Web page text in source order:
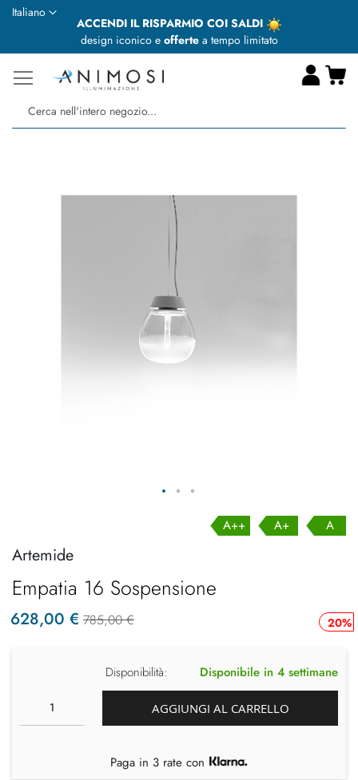
ACCENDI IL RISPARMIO COI SALDI
design iconico e offertea tempo limitato
Lingua
Italiano
A++ A+ A
Artemide
Empatia 16 Sospensione
20%
628,00 € 785,00 €
Disponibilità: Disponibile in 4 settimane
AGGIUNGI AL CARRELLO
Paga in 3 rate con